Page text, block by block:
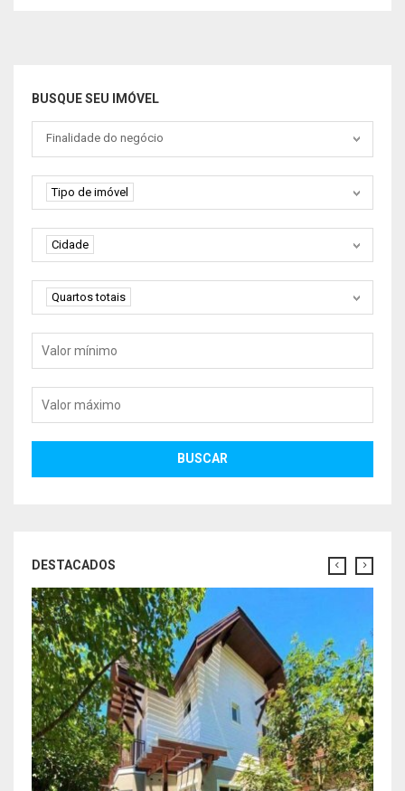
BUSQUE SEU IMÓVEL
Tipo negociação
Finalidade do negócio
Tipo de imóvel
Tipo de imóvel
Cidade
Cidade
Quartos
Quartos totais
Valor mínimo
Valor máximo
BUSCAR
DESTACADOS